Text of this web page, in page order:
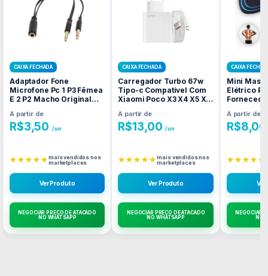
CAIXA FECHADA
Adaptador Fone
Microfone Pc 1 P3 Fêmea
E 2 P2 Macho Original
Caixa Fechada
A partir de
R$3,50 /un
★★★★★mais vendidos nos
marketplaces
Ver Produto
NEGOCIAR PREÇO DE ATACADO
NO WHATSAPP
CAIXA FECHADA
Carregador Turbo 67w
Tipo-c Compativel Com
Xiaomi Poco X3 X4 X5 X6
Caixa Fechada
A partir de
R$13,00 /un
★★★★★mais vendidos nos
marketplaces
Ver Produto
NEGOCIAR PREÇO DE ATACADO
NO WHATSAPP
CAIXA
Mini
Elétrico
A partir de
R$8,00
★★★★★
NEGOCIAR
NO